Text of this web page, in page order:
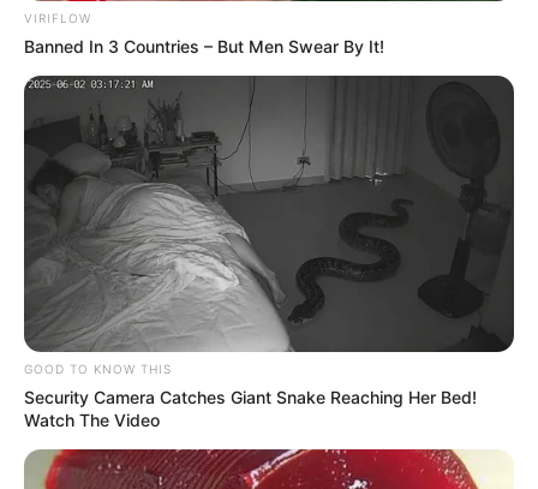
VIRIFLOW
Banned In 3 Countries – But Men Swear By It!
GOOD TO KNOW THIS
Security Camera Catches Giant Snake Reaching Her Bed!
Watch The Video